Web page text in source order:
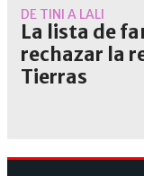
DE TINI A LALI
La lista de
rechazar la
Tierras